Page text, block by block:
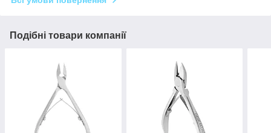
Подібні товари компанії